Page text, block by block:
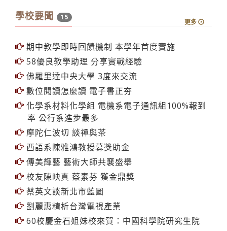
學校要聞 15
更多
期中教學即時回饋機制 本學年首度實施
58優良教學助理 分享實戰經驗
佛羅里達中央大學 3度來交流
數位閱讀怎麼讀 電子書正夯
化學系材料化學組 電機系電子通訊組100%報到
率 公行系進步最多
摩陀仁波切 談禪與茶
西語系陳雅鴻教授募獎助金
傳美輝藝 藝術大師共襄盛舉
校友陳映真 蔡素芬 獲金鼎獎
蔡英文談新北市藍圖
劉麗惠精析台灣電視產業
60校慶金石姐妹校來賀：中國科學院研究生院